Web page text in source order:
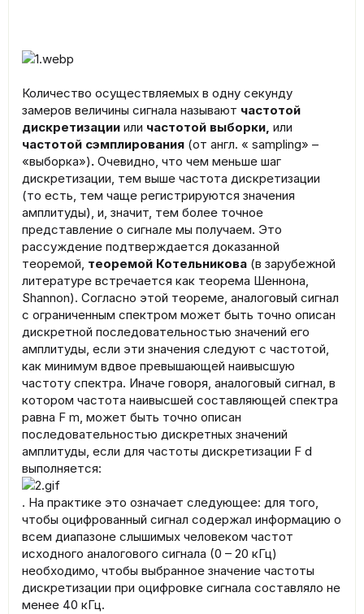
Количество осуществляемых в одну секунду
замеров величины сигнала называют частотой
дискретизации или частотой выборки, или
частотой сэмплирования (от англ. « sampling» –
«выборка»). Очевидно, что чем меньше шаг
дискретизации, тем выше частота дискретизации
(то есть, тем чаще регистрируются значения
амплитуды), и, значит, тем более точное
представление о сигнале мы получаем. Это
рассуждение подтверждается доказанной
теоремой, теоремой Котельникова (в зарубежной
литературе встречается как теорема Шеннона,
Shannon). Согласно этой теореме, аналоговый сигнал
с ограниченным спектром может быть точно описан
дискретной последовательностью значений его
амплитуды, если эти значения следуют с частотой,
как минимум вдвое превышающей наивысшую
частоту спектра. Иначе говоря, аналоговый сигнал, в
котором частота наивысшей составляющей спектра
равна F m, может быть точно описан
последовательностью дискретных значений
амплитуды, если для частоты дискретизации F d
выполняется:
. На практике это означает следующее: для того,
чтобы оцифрованный сигнал содержал информацию о
всем диапазоне слышимых человеком частот
исходного аналогового сигнала (0 – 20 кГц)
необходимо, чтобы выбранное значение частоты
дискретизации при оцифровке сигнала составляло не
менее 40 кГц.